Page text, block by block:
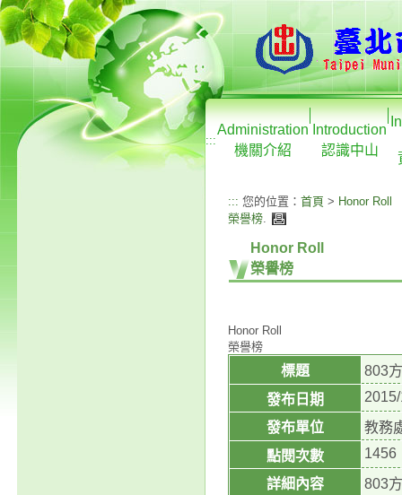
:::
Administration
機關介紹
Introduction
認識中山
::: 您的位置： 首頁 > Honor Roll
榮譽榜.
Honor Roll
榮譽榜
Honor Roll
榮譽榜
標題
803
發布日期
發布單位
教務
點閱次數
1456
詳細內容
803